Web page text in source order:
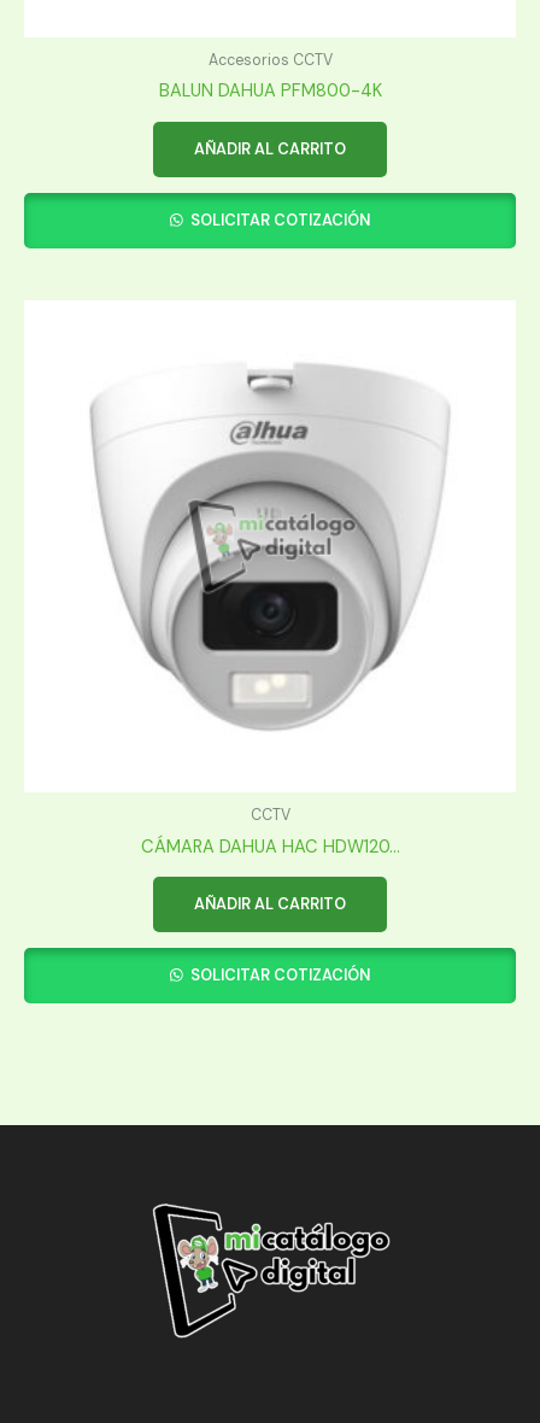
Accesorios CCTV
BALUN DAHUA PFM800-4K
AÑADIR AL CARRITO
SOLICITAR COTIZACIÓN
CCTV
CÁMARA DAHUA HAC HDW120...
AÑADIR AL CARRITO
SOLICITAR COTIZACIÓN